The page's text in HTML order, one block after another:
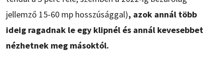
jellemző 15-60 mp hosszúsággal), azok annál több
ideig ragadnak le egy klipnél és annál kevesebbet
nézhetnek meg másoktól.